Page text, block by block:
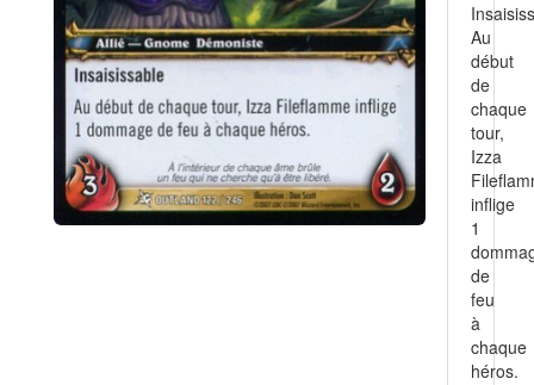
Au
début
de
chaque
tour,
Izza
inflige
1
de
feu
à
chaque
héros.